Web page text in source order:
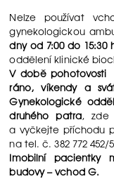
Nelze používat
gynekologickou
dny od 7:00 do 15:30
oddělení klinické
V době pohotovosti
ráno, víkendy a
Gynekologické
druhého patra, zde
a vyčkejte příchodu
na tel. č. 382 772 452/
Imobilní pacientky
budovy – vchod G.